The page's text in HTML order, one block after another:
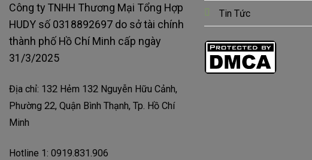
Công ty TNHH Thương Mại Tổng Hợp
HUDY số 0318892697 do sở tài chính
thành phố Hồ Chí Minh cấp ngày
31/3/2025
Địa chỉ: 132 Hẻm 132 Nguyễn Hữu Cảnh,
Phường 22, Quận Bình Thạnh, Tp. Hồ Chí
Minh
Hotline 1: 0919.831.906
Tin Tức